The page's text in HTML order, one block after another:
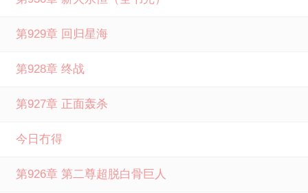
第929章 回归星海
第928章 终战
第927章 正面轰杀
今日冇得
第926章 第二尊超脱白骨巨人